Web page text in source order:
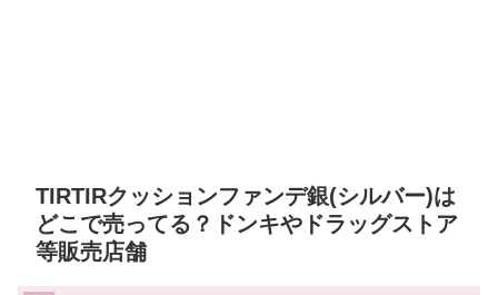
TIRTIRクッションファンデ銀(シルバー)は
どこで売ってる？ドンキやドラッグストア
等販売店舗